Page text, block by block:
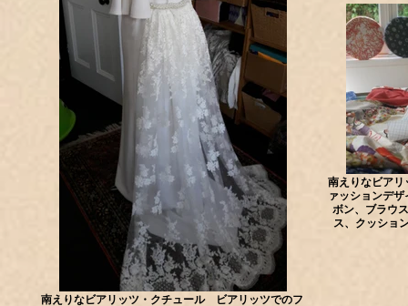
南えりなビアリッツ・クチュール ビアリッツでのフ
南えりなビア
ァッションデ
ボン、ブラウ
ス、クッショ